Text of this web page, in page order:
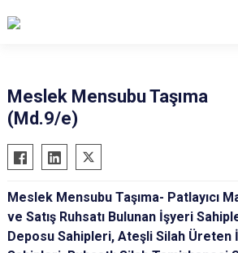
Meslek Mensubu Taşıma
(Md.9/e)
Meslek Mensubu Taşıma- Patlayıcı
ve Satış Ruhsatı Bulunan İşyeri
Deposu Sahipleri, Ateşli Silah Üreten